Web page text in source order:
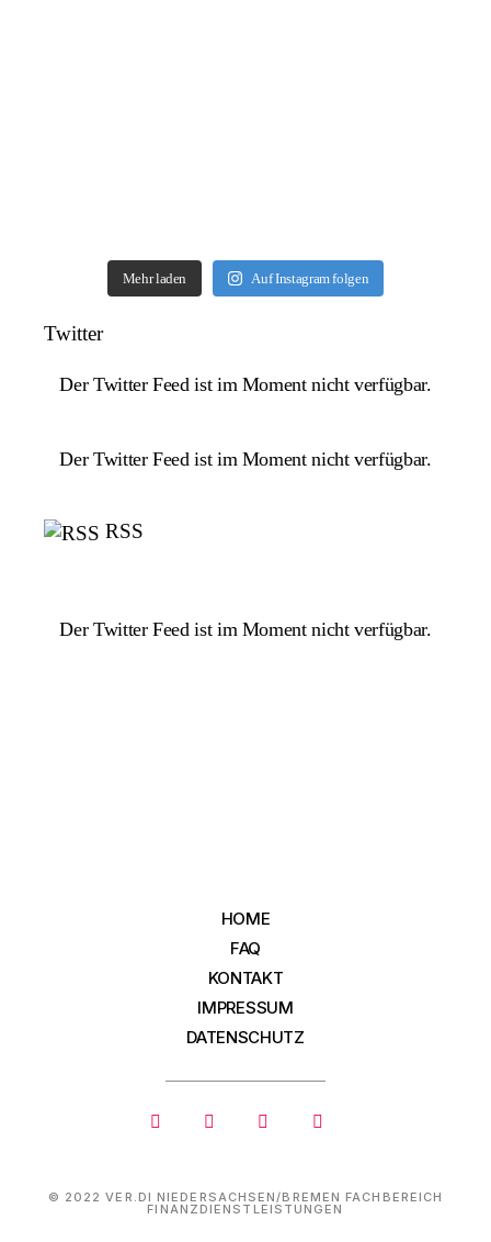
Mehr laden Auf Instagram folgen
Twitter
Der Twitter Feed ist im Moment nicht verfügbar.
Der Twitter Feed ist im Moment nicht verfügbar.
RSS
Der Twitter Feed ist im Moment nicht verfügbar.
HOME
FAQ
KONTAKT
IMPRESSUM
DATENSCHUTZ
© 2022 VER.DI NIEDERSACHSEN/BREMEN FACHBEREICH
FINANZDIENSTLEISTUNGEN